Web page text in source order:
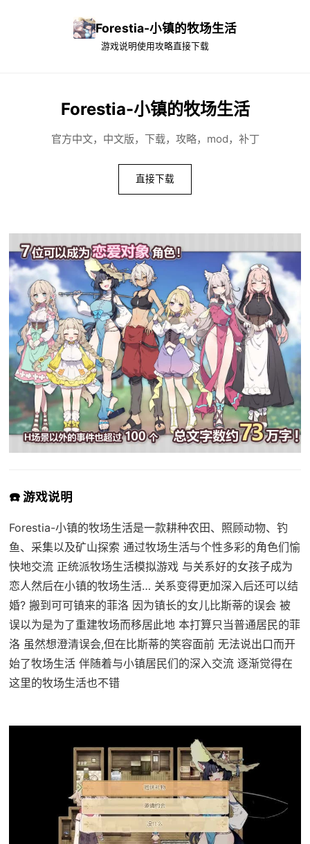
Forestia-小镇的牧场生活
游戏说明使用攻略直接下载
Forestia-小镇的牧场生活
官方中文，中文版，下载，攻略，mod，补丁
直接下载
☎️ 游戏说明
Forestia-小镇的牧场生活是一款耕种农田、照顾动物、钓
鱼、采集以及矿山探索 通过牧场生活与个性多彩的角色们愉
快地交流 正统派牧场生活模拟游戏 与关系好的女孩子成为
恋人然后在小镇的牧场生活… 关系变得更加深入后还可以结
婚? 搬到可可镇来的菲洛 因为镇长的女儿比斯蒂的误会 被
误以为是为了重建牧场而移居此地 本打算只当普通居民的菲
洛 虽然想澄清误会,但在比斯蒂的笑容面前 无法说出口而开
始了牧场生活 伴随着与小镇居民们的深入交流 逐渐觉得在
这里的牧场生活也不错